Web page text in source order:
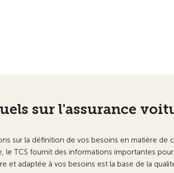
sur l'assurance
sur la définition de vos besoins en matière
le TCS fournit des informations importantes
et adaptée à vos besoins est la base de la